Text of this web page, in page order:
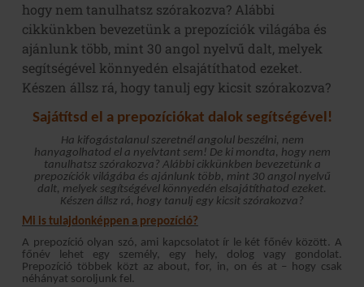
hogy nem tanulhatsz szórakozva? Alábbi
cikkünkben bevezetünk a prepozíciók világába és
ajánlunk több, mint 30 angol nyelvű dalt, melyek
segítségével könnyedén elsajátíthatod ezeket.
Készen állsz rá, hogy tanulj egy kicsit szórakozva?
Sajátítsd el a prepozíciókat dalok segítségével!
Ha kifogástalanul szeretnél angolul beszélni, nem
hanyagolhatod el a nyelvtant sem! De ki mondta, hogy nem
tanulhatsz szórakozva? Alábbi cikkünkben bevezetünk a
prepozíciók világába és ajánlunk több, mint 30 angol nyelvű
dalt, melyek segítségével könnyedén elsajátíthatod ezeket.
Készen állsz rá, hogy tanulj egy kicsit szórakozva?
Mi is tulajdonképpen a prepozíció?
A prepozíció olyan szó, ami kapcsolatot ír le két főnév között. A
főnév lehet egy személy, egy hely, dolog vagy gondolat.
Prepozíció többek közt az about, for, in, on és at – hogy csak
néhányat soroljunk fel.